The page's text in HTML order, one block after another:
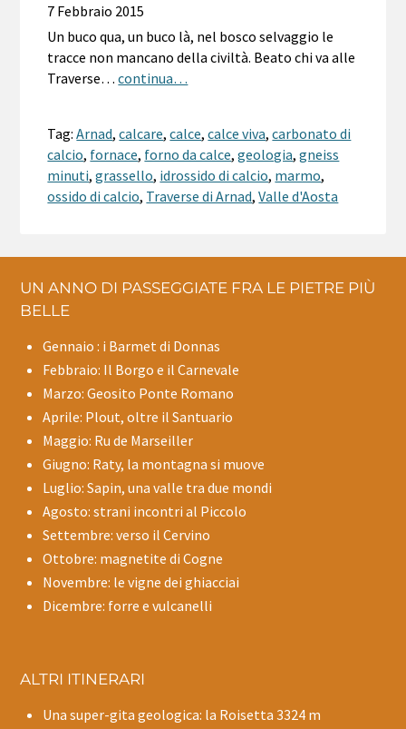
7 Febbraio 2015
Un buco qua, un buco là, nel bosco selvaggio le
tracce non mancano della civiltà. Beato chi va alle
Traverse…continua…
Tag:Arnad,calcare,calce,calce viva,carbonato di
calcio, fornace, forno da calce,geologia,gneiss
minuti,grassello, idrossido di calcio, marmo,
ossido di calcio, Traverse di Arnad,Valle d'Aosta
UN ANNO DI PASSEGGIATE FRA LE PIETRE PIÙ
BELLE
Gennaio : i Barmet di Donnas
Febbraio: Il Borgo e il Carnevale
Marzo: Geosito Ponte Romano
Aprile: Plout, oltre il Santuario
Maggio: Ru de Marseiller
Giugno: Raty, la montagna si muove
Luglio: Sapin, una valle tra due mondi
Agosto: strani incontri al Piccolo
Settembre: verso il Cervino
Ottobre: magnetite di Cogne
Novembre: le vigne dei ghiacciai
Dicembre: forre e vulcanelli
ALTRI ITINERARI
Una super-gita geologica: la Roisetta 3324 m